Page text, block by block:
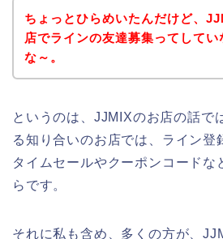
ちょっとひらめいたんだけど、
店でラインの友達募集ってしてい
な～。
というのは、JJMIXのお店の話で
る知り合いのお店では、ライン登
タイムセールやクーポンコードな
らです。
それに私も含め、多くの方が、